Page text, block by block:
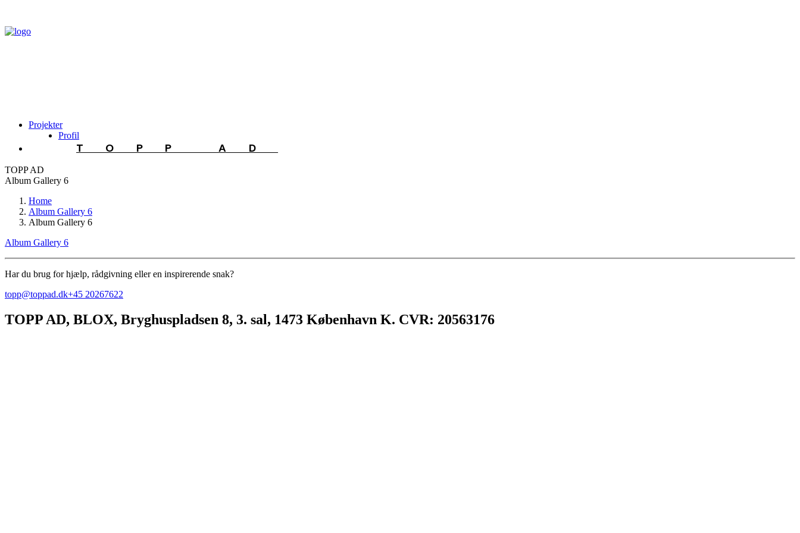
Projekter
Profil
TOPP AD
TOPP AD
Album Gallery 6
Home
Album Gallery 6
Album Gallery 6
Album Gallery 6
Har du brug for hjælp, rådgivning eller en inspirerende snak?
topp@toppad.dk+45 20267622
TOPP AD, BLOX, Bryghuspladsen 8, 3. sal, 1473 København K. CVR: 20563176